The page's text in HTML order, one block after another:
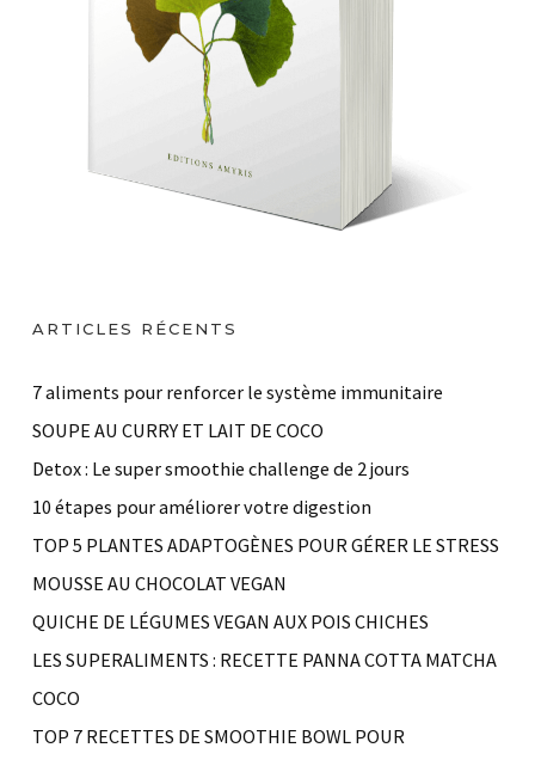
ARTICLES RÉCENTS
7 aliments pour renforcer le système immunitaire
SOUPE AU CURRY ET LAIT DE COCO
Detox : Le super smoothie challenge de 2 jours
10 étapes pour améliorer votre digestion
TOP 5 PLANTES ADAPTOGÈNES POUR GÉRER LE STRESS
MOUSSE AU CHOCOLAT VEGAN
QUICHE DE LÉGUMES VEGAN AUX POIS CHICHES
LES SUPERALIMENTS : RECETTE PANNA COTTA MATCHA
COCO
TOP 7 RECETTES DE SMOOTHIE BOWL POUR